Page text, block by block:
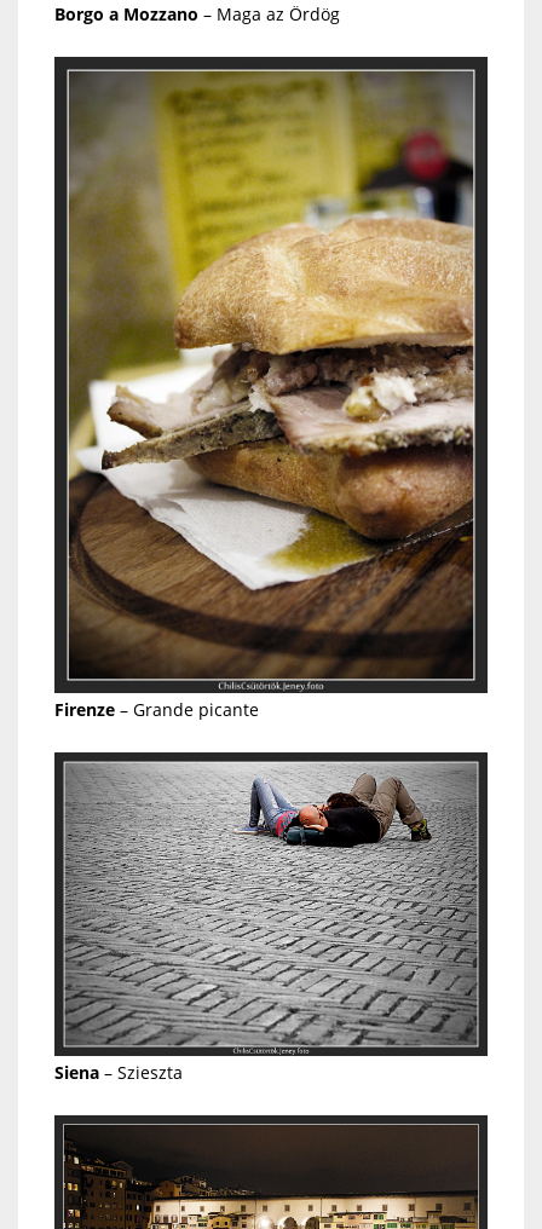
Borgo a Mozzano – Maga az Ördög
Firenze – Grande picante
Siena – Szieszta